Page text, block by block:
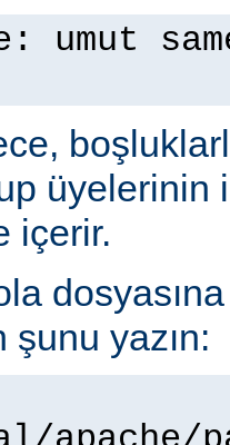
umut
içerir.
dosyasına
yazın: